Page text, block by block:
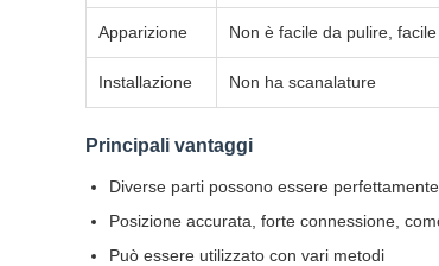
Apparizione Non è facile da pulire,
Installazione Non ha scanalature
Principali vantaggi
Diverse parti possono essere
Posizione accurata, forte connessione,
Può essere utilizzato con vari metodi